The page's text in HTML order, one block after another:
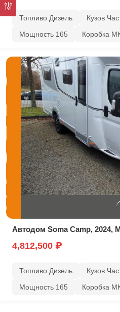
Топливо Дизель
Кузов
Мощность 165
Коробка
Автодом Soma Camp, 2024,
4,812,500 ₽
Топливо Дизель
Кузов
Мощность 165
Коробка